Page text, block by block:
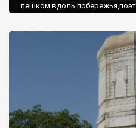
пешком вдоль